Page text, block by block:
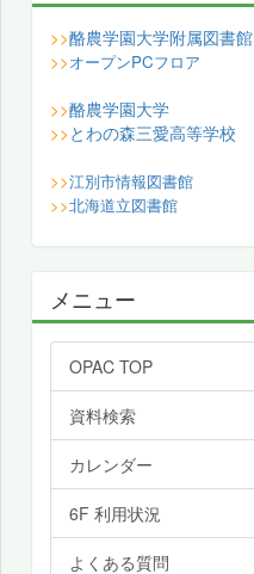
>>酪農学園大学附属図書館
>>オープンPCフロア
>>酪農学園大学
>> とわの森三愛高等学校
>>江別市情報図書館
>>北海道立図書館
メニュー
OPAC TOP
資料検索
カレンダー
6F 利用状況
よくある質問